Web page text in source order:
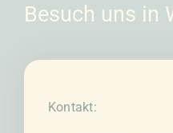
Besuch uns in
Kontakt: